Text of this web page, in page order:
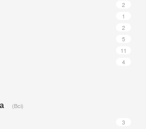
2
1
2
5
11
4
(Всі)
3